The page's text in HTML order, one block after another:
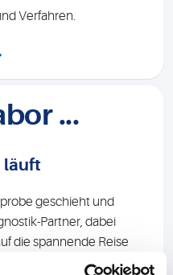
Verfahren.
...
läuft
geschieht und
Partner, dabei
die spannende Reise